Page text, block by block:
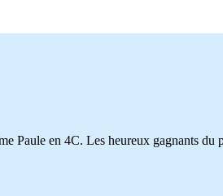
en 4C. Les heureux gagnants du